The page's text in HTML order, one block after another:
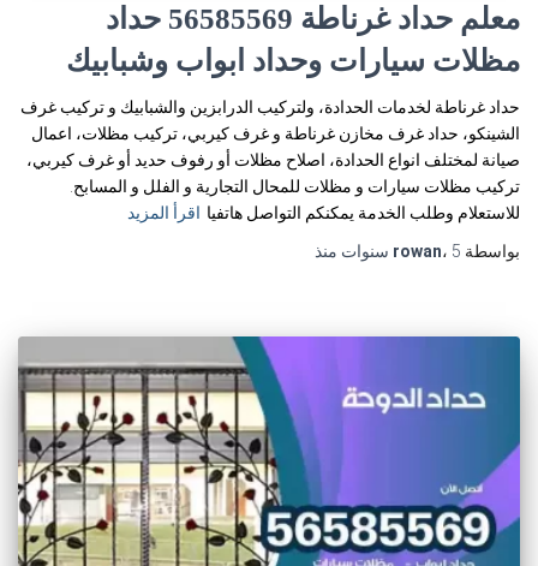
معلم حداد غرناطة 56585569 حداد
مظلات سيارات وحداد ابواب وشبابيك
حداد غرناطة لخدمات الحدادة، ولتركيب الدرابزين والشبابيك و تركيب غرف
الشينكو، حداد غرف مخازن غرناطة و غرف كيربي، تركيب مظلات، اعمال
صيانة لمختلف انواع الحدادة، اصلاح مظلات أو رفوف حديد أو غرف كيربي،
تركيب مظلات سيارات و مظلات للمحال التجارية و الفلل و المسابح.
للاستعلام وطلب الخدمة يمكنكم التواصل هاتفيا اقرأ المزيد
بواسطة
rowan، 5 سنوات منذ